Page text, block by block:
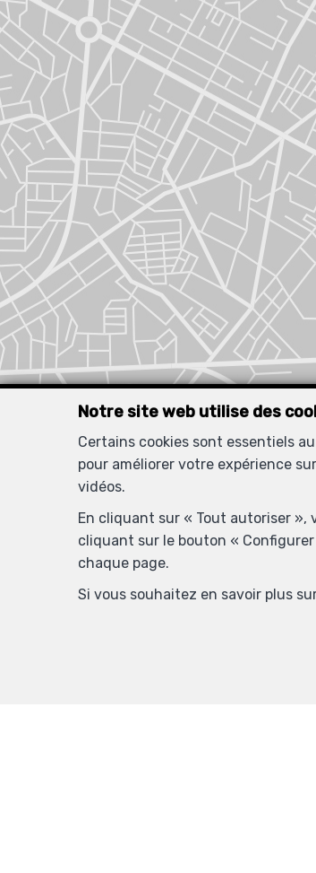
Notre site web utilise des
Certains cookies sont essentiels
pour améliorer votre expérience
vidéos.
En cliquant sur « Tout autoriser »,
cliquant sur le bouton «
chaque page.
Si vous souhaitez en savoir plus